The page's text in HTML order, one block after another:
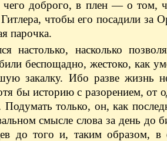
чего доброго, в плен — о том,
чтобы его посадили за
парочка.
настолько, насколько
беспощадно, жестоко, как
закалку. Ибо разве жизнь
бы историю с разорением,
только, он, как
смысле слова за день до
до того и, таким образом, в